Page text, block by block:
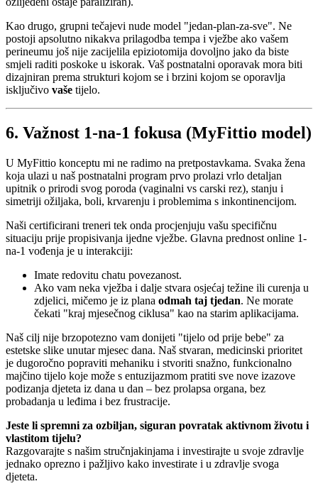
Kao drugo, grupni tečajevi nude model "jedan-plan-za-sve". Ne
postoji apsolutno nikakva prilagodba tempa i vježbe ako vašem
perineumu još nije zacijelila epiziotomija dovoljno jako da biste
smjeli raditi poskoke u iskorak. Vaš postnatalni oporavak mora biti
dizajniran prema strukturi kojom se i brzini kojom se oporavlja
isključivo vaše tijelo.
6. Važnost 1-na-1 fokusa (MyFittio model)
U MyFittio konceptu mi ne radimo na pretpostavkama. Svaka žena
koja ulazi u naš postnatalni program prvo prolazi vrlo detaljan
upitnik o prirodi svog poroda (vaginalni vs carski rez), stanju i
simetriji ožiljaka, boli, krvarenju i problemima s inkontinencijom.
Naši certificirani treneri tek onda procjenjuju vašu specifičnu
situaciju prije propisivanja ijedne vježbe. Glavna prednost online 1-
na-1 vođenja je u interakciji:
Imate redovitu chatu povezanost.
Ako vam neka vježba i dalje stvara osjećaj težine ili curenja u
zdjelici, mičemo je iz plana odmah taj tjedan. Ne morate
čekati "kraj mjesečnog ciklusa" kao na starim aplikacijama.
Naš cilj nije brzopotezno vam donijeti "tijelo od prije bebe" za
estetske slike unutar mjesec dana. Naš stvaran, medicinski prioritet
je dugoročno popraviti mehaniku i stvoriti snažno, funkcionalno
majčino tijelo koje može s entuzijazmom pratiti sve nove izazove
podizanja djeteta iz dana u dan – bez prolapsa organa, bez
probadanja u leđima i bez frustracije.
Jeste li spremni za ozbiljan, siguran povratak aktivnom životu i
vlastitom tijelu?
Razgovarajte s našim stručnjakinjama i investirajte u svoje zdravlje
jednako oprezno i pažljivo kako investirate i u zdravlje svoga
djeteta.